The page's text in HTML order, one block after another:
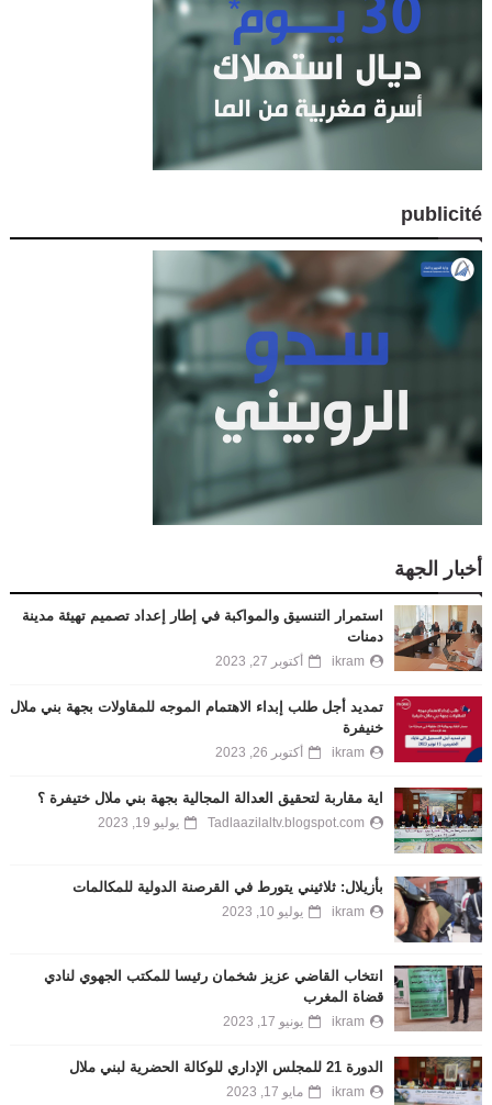
publicité
أخبار الجهة
استمرار التنسيق والمواكبة في إطار إعداد تصميم تهيئة مدينة
دمنات
ikram أكتوبر 27, 2023
تمديد أجل طلب إبداء الاهتمام الموجه للمقاولات بجهة بني ملال
خنيفرة
ikram أكتوبر 26, 2023
اية مقاربة لتحقيق العدالة المجالية بجهة بني ملال ختيفرة ؟
Tadlaazilaltv.blogspot.com يوليو 19, 2023
بأزيلال: ثلاثيني يتورط في القرصنة الدولية للمكالمات
ikram يوليو 10, 2023
انتخاب القاضي عزيز شخمان رئيسا للمكتب الجهوي لنادي
قضاة المغرب
ikram يونيو 17, 2023
الدورة 21 للمجلس الإداري للوكالة الحضرية لبني ملال
ikram مايو 17, 2023